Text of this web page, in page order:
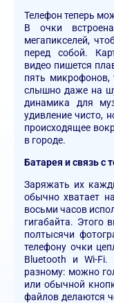
Телефон теперь
В очки
мегапикселей,
перед собой.
видео пишется
пять микрофонов,
слышно даже на
динамика для
удивление чисто,
происходящее
в городе.
Батарея и связь с
Заряжать их
обычно хватает
восьми часов
гигабайта. Этого
полтысячи
телефону очки
Bluetooth и Wi-Fi.
разному: можно
или обычной
файлов делаются